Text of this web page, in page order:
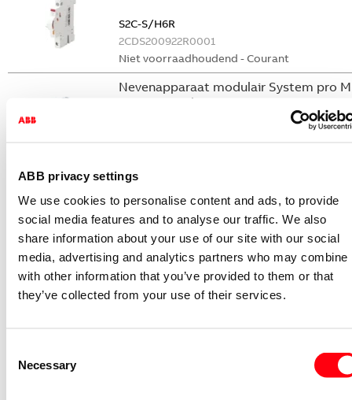
ABB privacy settings
We use cookies to personalise content and ads, to provide
social media features and to analyse our traffic. We also
share information about your use of our site with our social
media, advertising and analytics partners who may combine
with other information that you’ve provided to them or that
they’ve collected from your use of their services.
Selection
Necessary
S2C-S/H6R
2CDS200922R0001
Niet voorraadhoudend - Courant
Nevenapparaat modulair System pro M
compact Hulpcontact
Nevenapparaat modulair System pro M
compact Hulpcontact 1M+1V
S2C-H11L
2CDS200936R0001
Niet voorraadhoudend - Courant